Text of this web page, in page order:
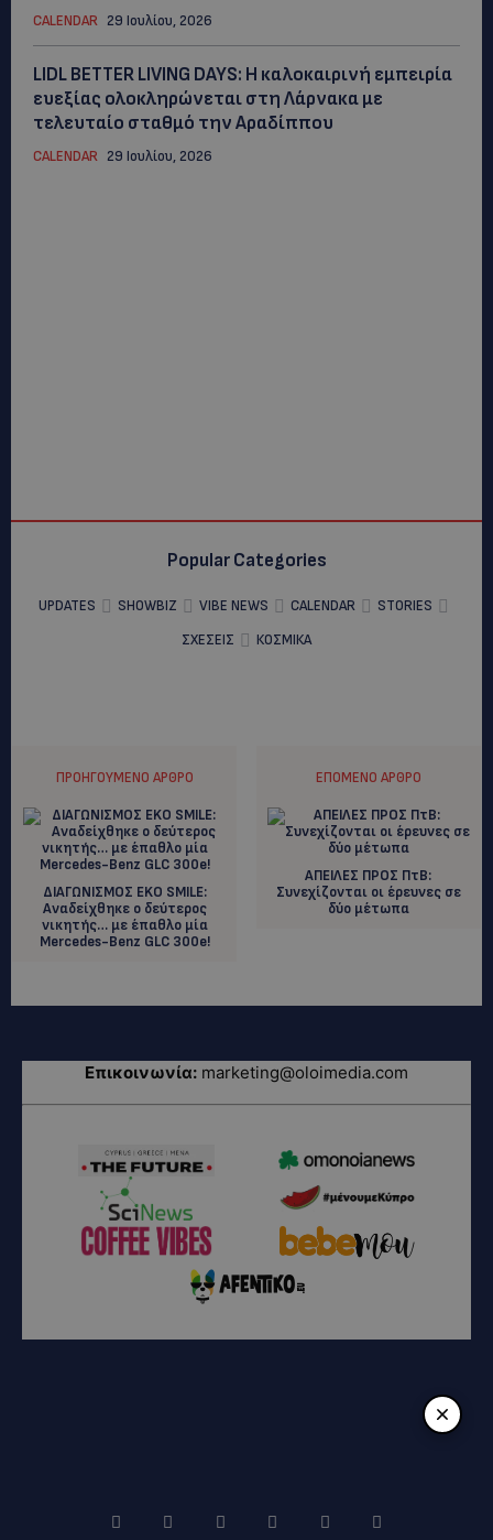
CALENDAR 29 Ιουλίου, 2026
LIDL BETTER LIVING DAYS: Η καλοκαιρινή εμπειρία
ευεξίας ολοκληρώνεται στη Λάρνακα με
τελευταίο σταθμό την Αραδίππου
CALENDAR 29 Ιουλίου, 2026
Popular Categories
UPDATES SHOWBIZ VIBE NEWS CALENDAR
STORIES
ΣΧΕΣΕΙΣ
ΚΟΣΜΙΚΑ
ΠΡΟΗΓΟΎΜΕΝΟ ΆΡΘΡΟ
ΔΙΑΓΩΝΙΣΜΟΣ EKO SMILE:
Αναδείχθηκε ο δεύτερος
νικητής… με έπαθλο μία
Mercedes-Benz GLC 300e!
ΕΠΌΜΕΝΟ ΆΡΘΡΟ
ΑΠΕΙΛΕΣ ΠΡΟΣ ΠτΒ:
Συνεχίζονται οι έρευνες σε
δύο μέτωπα
Επικοινωνία: marketing@oloimedia.com